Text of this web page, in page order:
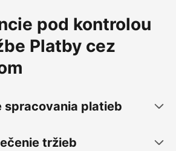
pod kontrolou
Platby cez
spracovania platieb
tržieb